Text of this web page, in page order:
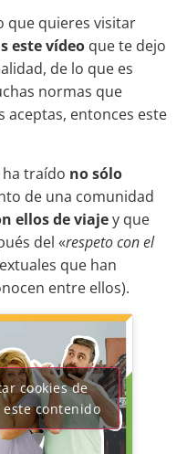
que quieres visitar
este vídeo que te dejo
de lo que es
normas que
aceptas, entonces este
ha traído no sólo
de una comunidad
ellos de viajey que
del «respeto con el
que han
entre ellos).
cookies de
contenido